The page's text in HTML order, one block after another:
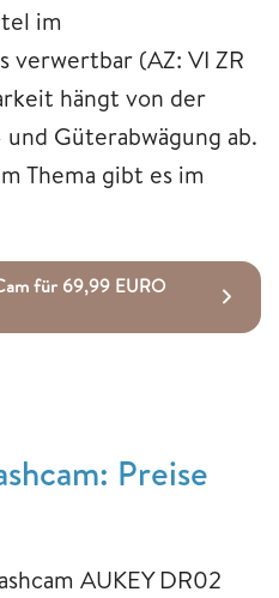
im
verwertbar (AZ: VI ZR
hängt von der
Güterabwägung ab.
Thema gibt es im
für 69,99 EURO
Preise
AUKEY DR02